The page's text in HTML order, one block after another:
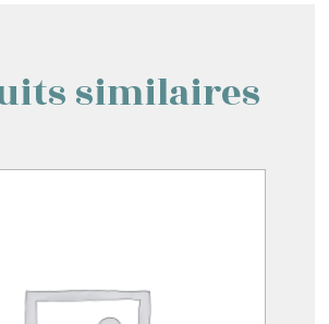
similaires